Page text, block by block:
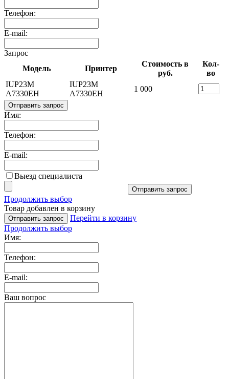
Телефон:
E-mail:
Запрос
Модель
Принтер
Стоимость в
руб.
Кол-
во
IUP23M
A7330EH
IUP23M
A7330EH
1 000
Отправить запрос
Имя:
Телефон:
E-mail:
Выезд специалиста
Отправить запрос
Продолжить выбор
Товар добавлен в корзину
Отправить запрос
Перейти в корзину
Продолжить выбор
Имя:
Телефон:
E-mail:
Ваш вопрос